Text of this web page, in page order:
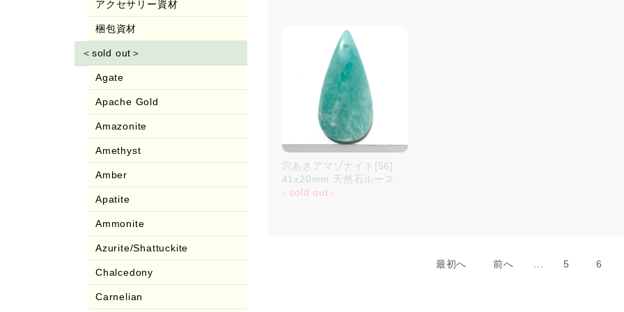
アクセサリー資材
梱包資材
＜sold out＞
Agate
Apache Gold
Amazonite
Amethyst
Amber
Apatite
Ammonite
Azurite/Shattuckite
Chalcedony
Carnelian
穴あきアマゾナイト[56]
41x20mm 天然石ルース
- sold out -
最初へ 前へ 5 6